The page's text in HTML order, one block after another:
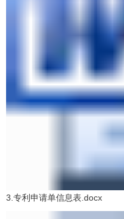
3.专利申请单信息表.docx